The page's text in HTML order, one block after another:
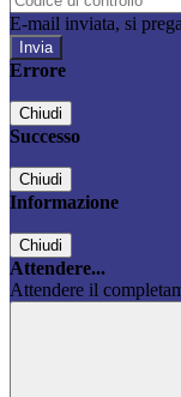
E-mail inviata, si
Errore
Chiudi
Successo
Chiudi
Informazione
Chiudi
Attendere...
Attendere il